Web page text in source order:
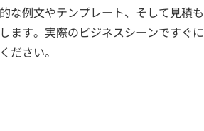
な例文やテンプレート、そして見積も
ます。実際のビジネスシーンですぐに
ださい。